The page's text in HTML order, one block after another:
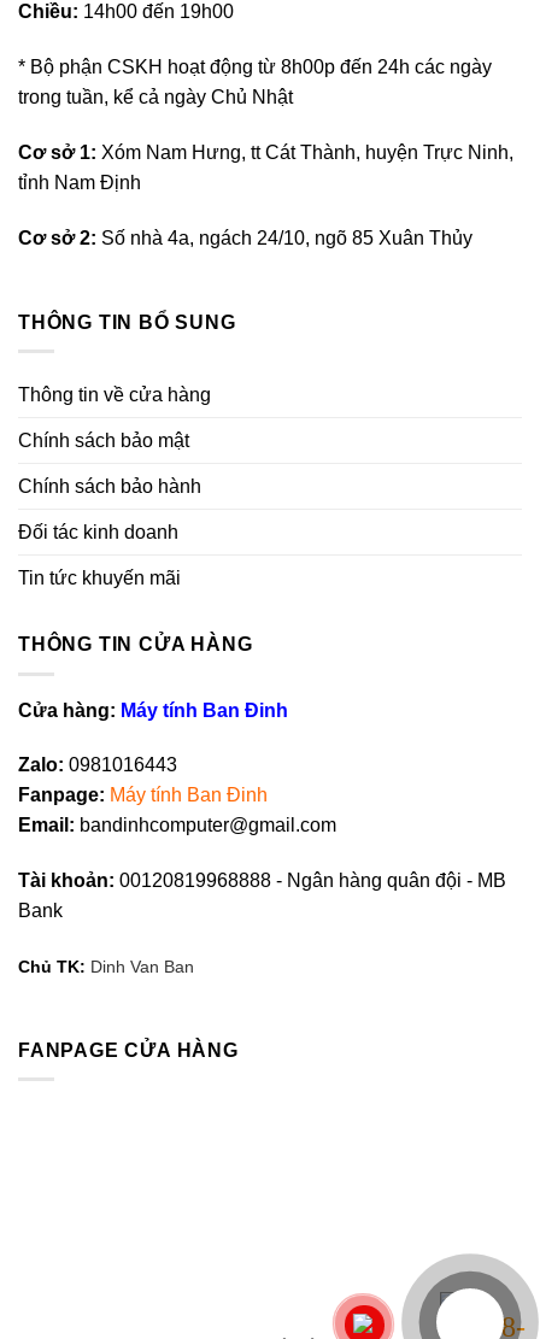
Chiều: 14h00 đến 19h00
* Bộ phận CSKH hoạt động từ 8h00p đến 24h các ngày
trong tuần, kể cả ngày Chủ Nhật
Cơ sở 1: Xóm Nam Hưng, tt Cát Thành, huyện Trực Ninh,
tỉnh Nam Định
Cơ sở 2: Số nhà 4a, ngách 24/10, ngõ 85 Xuân Thủy
THÔNG TIN BỔ SUNG
Thông tin về cửa hàng
Chính sách bảo mật
Chính sách bảo hành
Đối tác kinh doanh
Tin tức khuyến mãi
THÔNG TIN CỬA HÀNG
Cửa hàng: Máy tính Ban Đinh
Zalo: 0981016443
Fanpage: Máy tính Ban Đinh
Email: bandinhcomputer@gmail.com
Tài khoản: 00120819968888 - Ngân hàng quân đội - MB
Bank
Chủ TK: Dinh Van Ban
FANPAGE CỬA HÀNG